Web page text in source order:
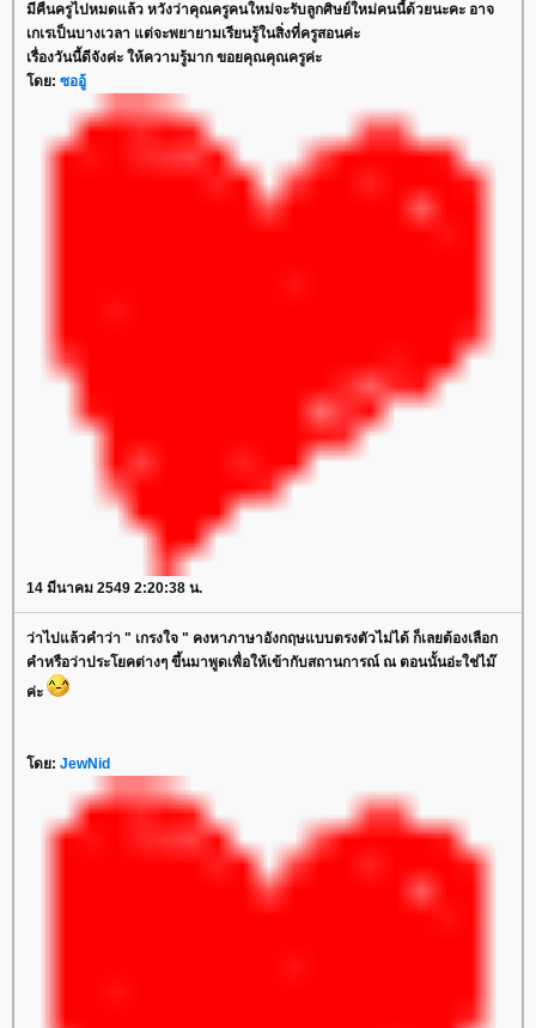
มีคืนครูไปหมดแล้ว หวังว่าคุณครูคนใหม่จะรับลูกศิษย์ใหม่คนนี้ด้วยนะคะ อาจ
เกเรเป็นบางเวลา แต่จะพยายามเรียนรู้ในสิ่งที่ครูสอนค่ะ
เรื่องวันนี้ดีจังค่ะ ให้ความรู้มาก ขอยคุณคุณครูค่ะ
ดย: ซออู้
14 มีนาคม 2549 2:20:38 น.
ว่าไปแล้วคำว่า " เกรงใจ " คงหาภาษาอังกฤษแบบตรงตัวไม่ได้ ก็เลยต้องเลือก
คำหรือว่าประโยคต่างๆ ขึ้นมาพูดเพื่อให้เข้ากับสถานการณ์ ณ ตอนนั้นอ่ะใช่ไม๊
ค่ะ
ดย: JewNid